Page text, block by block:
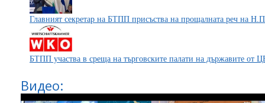
Главният секретар на БТПП присъства на прощалната реч на
БТПП участва в среща на търговските палати на държавите от
Видео: